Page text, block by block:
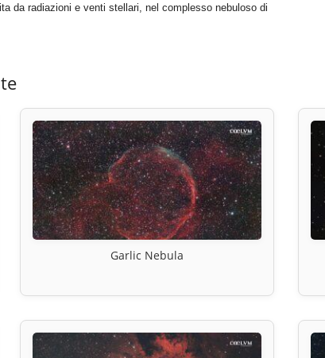
da radiazioni e venti stellari, nel complesso nebuloso di
Garlic Nebula